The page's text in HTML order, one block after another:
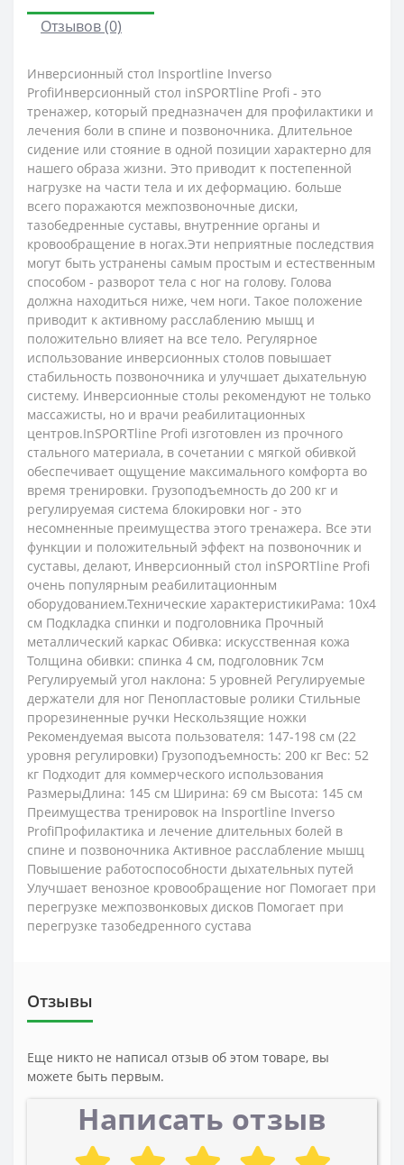
Отзывов (0)
Инверсионный стол Insportline Inverso
ProfiИнверсионный стол inSPORTline Profi - это
тренажер, который предназначен для профилактики и
лечения боли в спине и позвоночника. Длительное
сидение или стояние в одной позиции характерно для
нашего образа жизни. Это приводит к постепенной
нагрузке на части тела и их деформацию. больше
всего поражаются межпозвоночные диски,
тазобедренные суставы, внутренние органы и
кровообращение в ногах.Эти неприятные последствия
могут быть устранены самым простым и естественным
способом - разворот тела с ног на голову. Голова
должна находиться ниже, чем ноги. Такое положение
приводит к активному расслаблению мышц и
положительно влияет на все тело. Регулярное
использование инверсионных столов повышает
стабильность позвоночника и улучшает дыхательную
систему. Инверсионные столы рекомендуют не только
массажисты, но и врачи реабилитационных
центров.InSPORTline Profi изготовлен из прочного
стального материала, в сочетании с мягкой обивкой
обеспечивает ощущение максимального комфорта во
время тренировки. Грузоподъемность до 200 кг и
регулируемая система блокировки ног - это
несомненные преимущества этого тренажера. Все эти
функции и положительный эффект на позвоночник и
суставы, делают, Инверсионный стол inSPORTline Profi
очень популярным реабилитационным
оборудованием.Технические характеристикиРама: 10х4
см Подкладка спинки и подголовника Прочный
металлический каркас Обивка: искусственная кожа
Толщина обивки: спинка 4 см, подголовник 7см
Регулируемый угол наклона: 5 уровней Регулируемые
держатели для ног Пенопластовые ролики Стильные
прорезиненные ручки Нескользящие ножки
Рекомендуемая высота пользователя: 147-198 см (22
уровня регулировки) Грузоподъемность: 200 кг Вес: 52
кг Подходит для коммерческого использования
РазмерыДлина: 145 см Ширина: 69 см Высота: 145 см
Преимущества тренировок на Insportline Inverso
ProfiПрофилактика и лечение длительных болей в
спине и позвоночника Активное расслабление мышц
Повышение работоспособности дыхательных путей
Улучшает венозное кровообращение ног Помогает при
перегрузке межпозвонковых дисков Помогает при
перегрузке тазобедренного сустава
Отзывы
Еще никто не написал отзыв об этом товаре, вы
можете быть первым.
Написать отзыв